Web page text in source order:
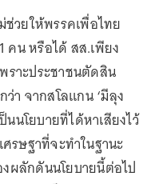
ช่วยให้พรรคเพื่อไทย
คน หรือได้ สส.เพียง
ราะประชาชนตัดสิน
า จากสโลแกน ‘มีลุง
นนโยบายที่ได้หาเสียงไว้
รษฐาที่จะทำในฐานะ
ผลักดันนโยบายนี้ต่อไป